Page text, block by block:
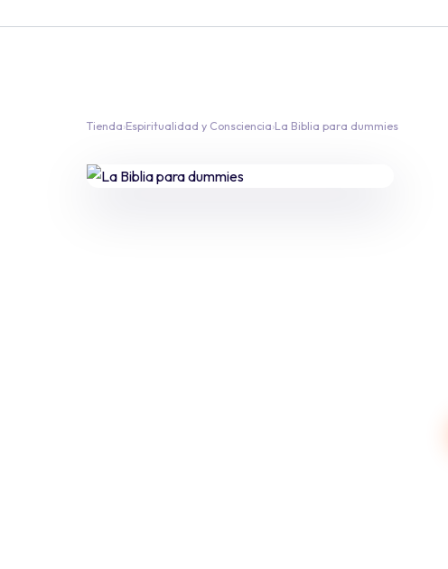
Tienda›Espiritualidad y Consciencia›La Biblia para dummies